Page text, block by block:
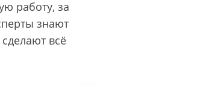
работу, за
знают
всё